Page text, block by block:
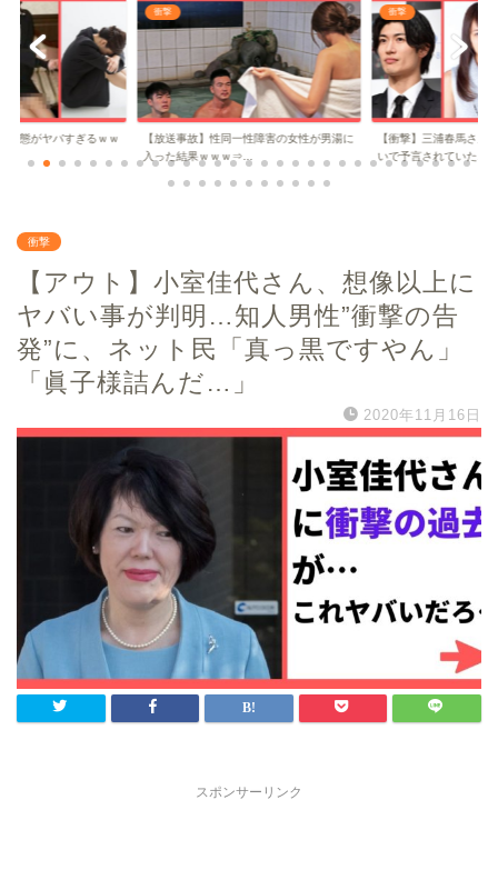
実態がヤバすぎるｗｗ
衝撃
【放送事故】性同一性障害の女性が男湯に
入った結果ｗｗｗ⇒...
衝撃
【衝撃】三浦春馬さん
いで予言されていた...
衝撃
【アウト】小室佳代さん、想像以上に
ヤバい事が判明…知人男性”衝撃の告
発”に、ネット民「真っ黒ですやん」
「眞子様詰んだ…」
2020年11月16日
スポンサーリンク